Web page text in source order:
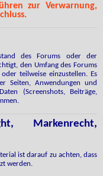
zur Verwarnung,
des Forums oder der
den Umfang des Forums
teilweise einzustellen. Es
Seiten, Anwendungen und
(Screenshots, Beiträge,
Markenrecht,
ist darauf zu achten, dass
werden.